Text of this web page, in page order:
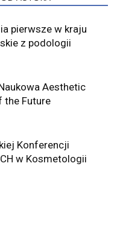
pierwsze w kraju
z podologii
Aesthetic
the Future
Konferencji
w Kosmetologii